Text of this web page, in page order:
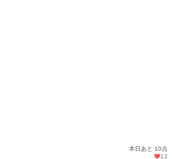
本日あと 10点
13